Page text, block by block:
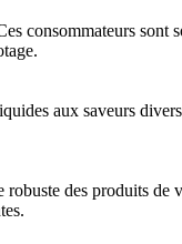
consommateurs sont
aux saveurs
des produits